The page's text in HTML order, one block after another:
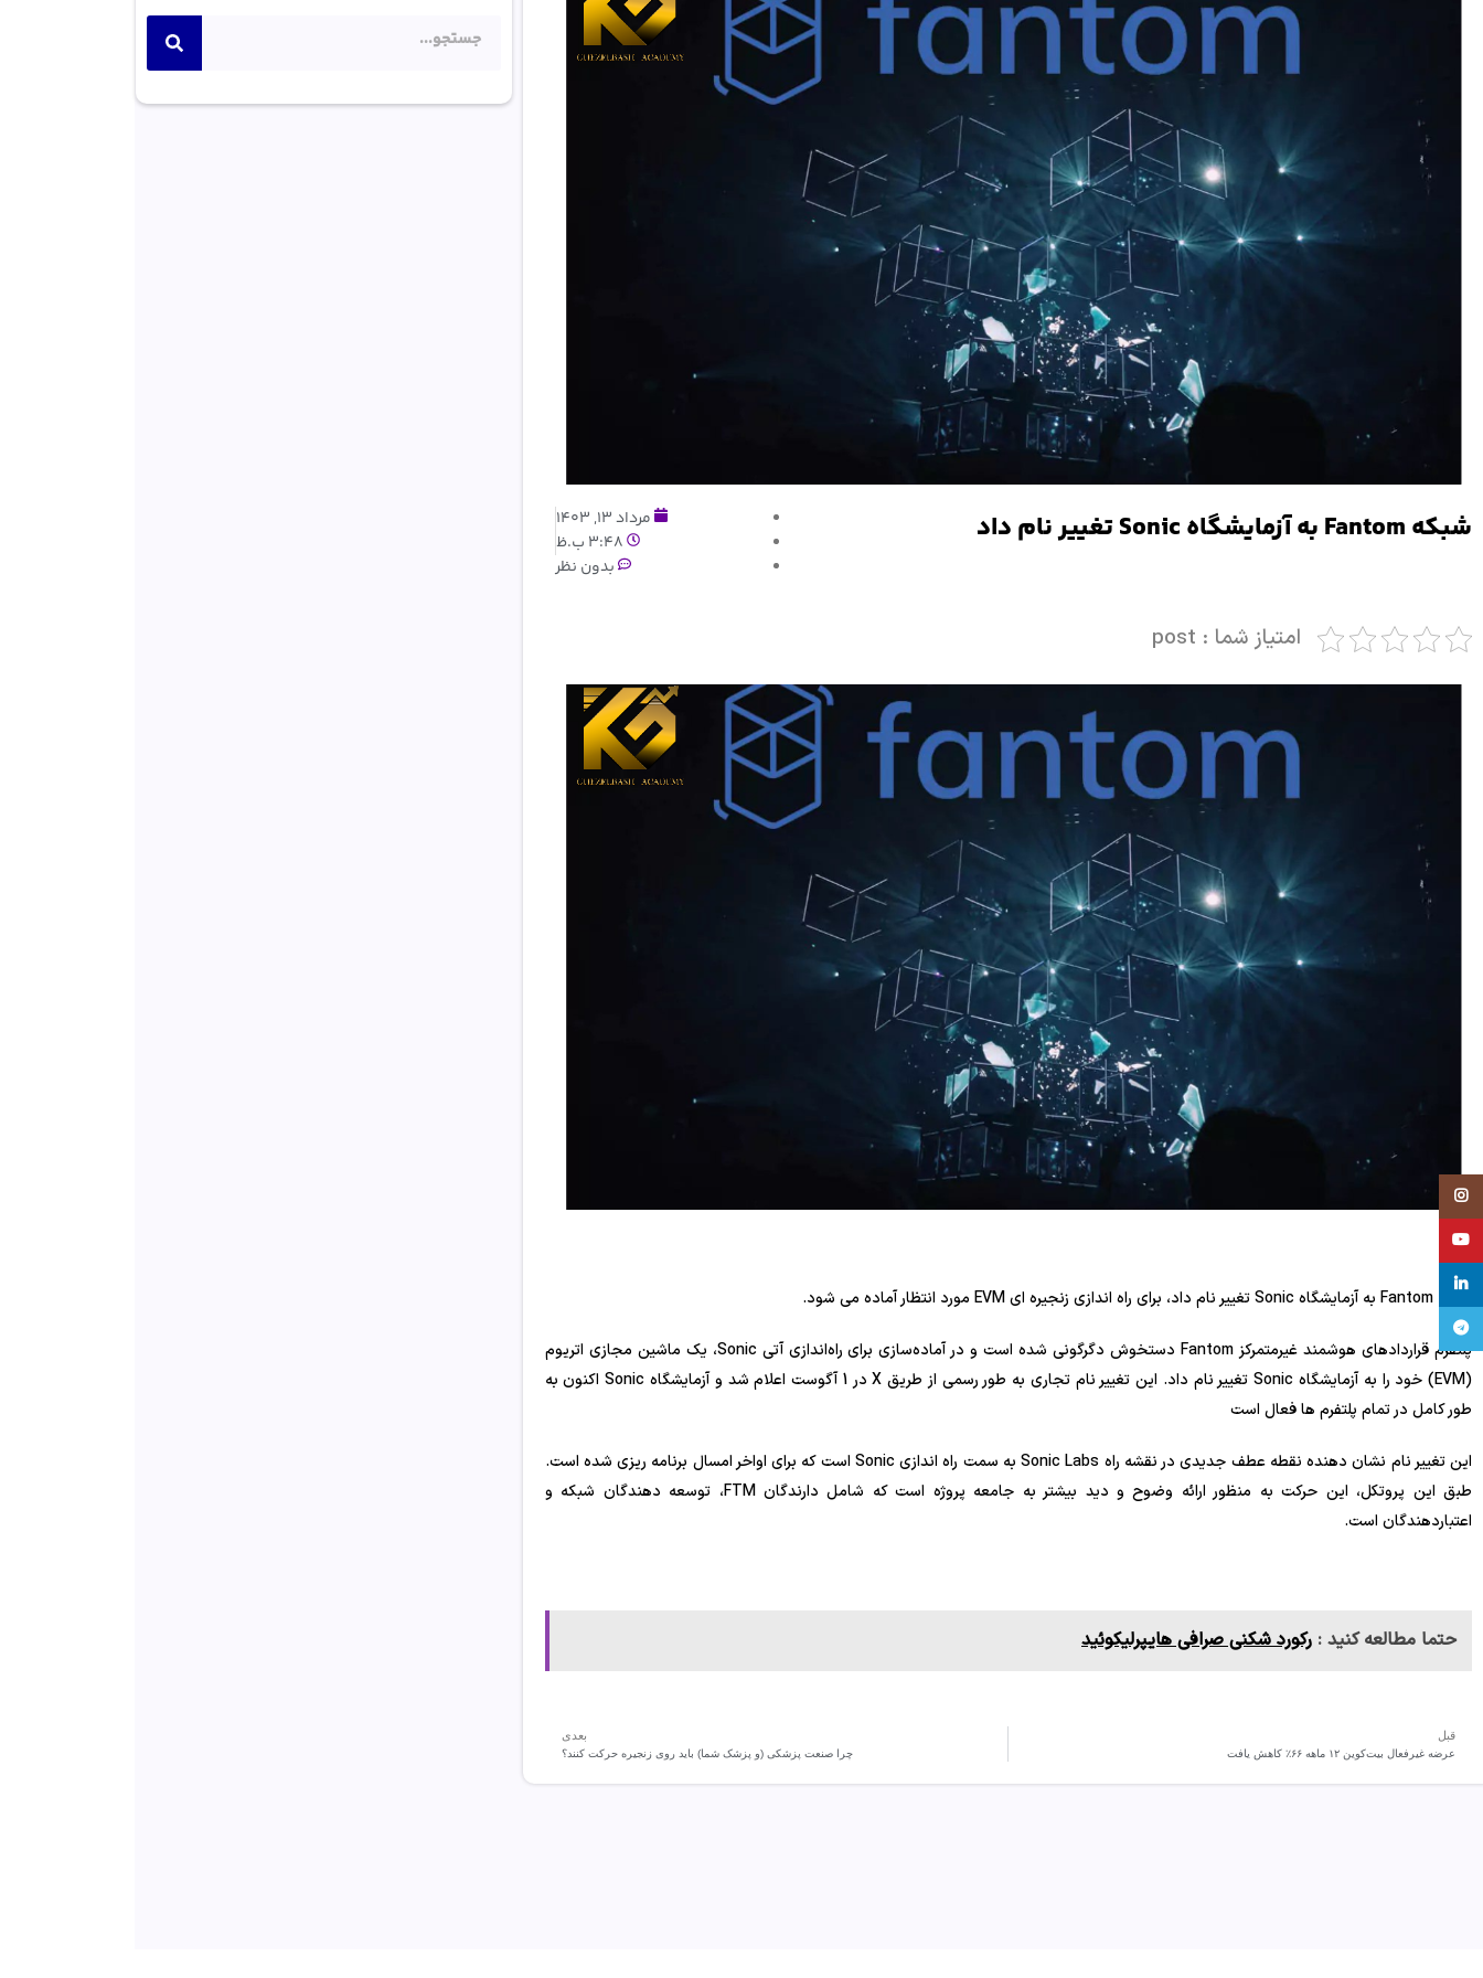
شبکه Fantom به آزمایشگاه Sonic تغییر نام داد
مرداد 13, 1403
3:48 ب.ظ
بدون نظر
امتیاز شما : post
شبکه Fantom به آزمایشگاه Sonic تغییر نام داد، برای راه اندازی زنجیره ای EVM مورد انتظار آماده می شود.
پلتفرم قراردادهای هوشمند غیرمتمرکز Fantom دستخوش دگرگونی شده است و در آماده‌سازی برای راه‌اندازی آتی Sonic، یک ماشین مجازی اتریوم
(EVM) خود را به آزمایشگاه Sonic تغییر نام داد. این تغییر نام تجاری به طور رسمی از طریق X در 1 آگوست اعلام شد و آزمایشگاه Sonic اکنون به
طور کامل در تمام پلتفرم ها فعال است
این تغییر نام نشان دهنده نقطه عطف جدیدی در نقشه راه Sonic Labs به سمت راه اندازی Sonic است که برای اواخر امسال برنامه ریزی شده است.
طبق این پروتکل، این حرکت به منظور ارائه وضوح و دید بیشتر به جامعه پروژه است که شامل دارندگان FTM، توسعه دهندگان شبکه و
اعتباردهندگان است.
حتما مطالعه کنید : رکورد شکنی صرافی هایپرلیکوئید
قبل
عرضه غیرفعال بیت‌کوین ۱۲ ماهه ۶۶٪ کاهش یافت
بعدی
چرا صنعت پزشکی (و پزشک شما) باید روی زنجیره حرکت کنند؟
Instagram
linkedin